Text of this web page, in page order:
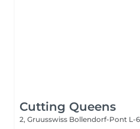
Cutting Queens
2, Gruusswiss Bollendorf-Pont L-